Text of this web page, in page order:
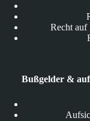
Recht auf
Bußgelder &